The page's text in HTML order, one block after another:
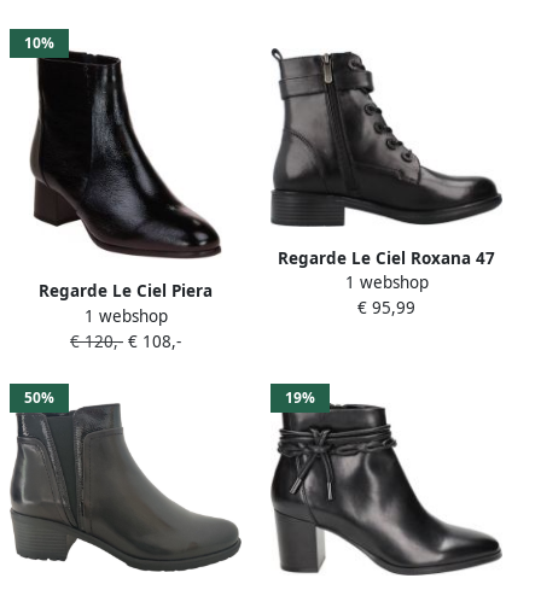
10%
Regarde Le Ciel Piera
Enkellaars Zwart
1 webshop
€ 120,- € 108,-
Regarde Le Ciel Roxana 47
veter boots zwart
1 webshop
€ 95,99
50% 19%